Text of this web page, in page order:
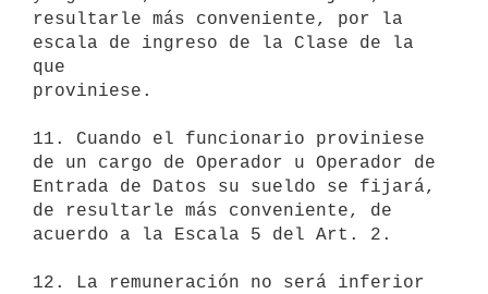
resultarle más conveniente, por la
escala de ingreso de la Clase de la
que
proviniese.
11. Cuando el funcionario proviniese
de un cargo de Operador u Operador de
Entrada de Datos su sueldo se fijará,
de resultarle más conveniente, de
acuerdo a la Escala 5 del Art. 2.
12. La remuneración no será inferior